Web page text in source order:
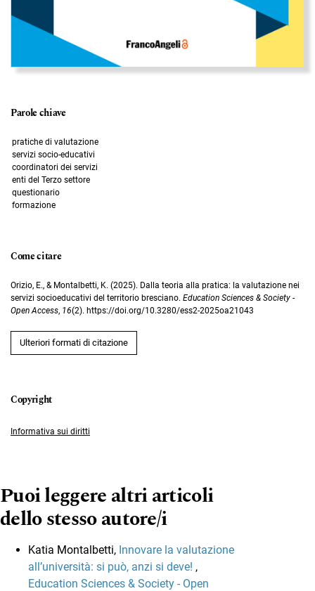
Parole chiave
pratiche di valutazione
servizi socio-educativi
coordinatori dei servizi
enti del Terzo settore
questionario
formazione
Come citare
Orizio, E., & Montalbetti, K. (2025). Dalla teoria alla pratica: la valutazione nei
servizi socioeducativi del territorio bresciano. Education Sciences & Society -
Open Access, 16(2). https://doi.org/10.3280/ess2-2025oa21043
Ulteriori formati di citazione
Informativa sui diritti
Puoi leggere altri articoli
dello stesso autore/i
Katia Montalbetti, Innovare la valutazione
all’università: si può, anzi si deve! ,
Education Sciences & Society - Open